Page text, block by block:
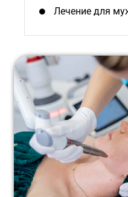
Лечение для